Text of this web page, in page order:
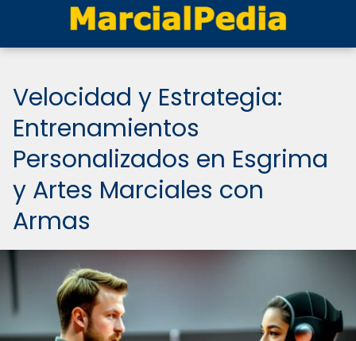
Velocidad y Estrategia:
Entrenamientos
Personalizados en Esgrima
y Artes Marciales con
Armas